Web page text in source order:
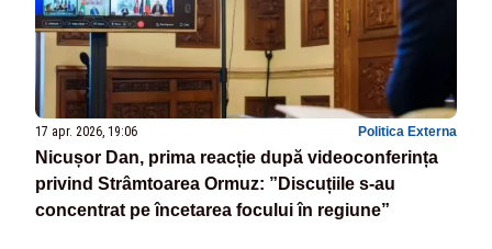
17 apr. 2026, 19:06 Politica Externa
Nicușor Dan, prima reacție după videoconferința
privind Strâmtoarea Ormuz: ”Discuțiile s-au
concentrat pe încetarea focului în regiune”